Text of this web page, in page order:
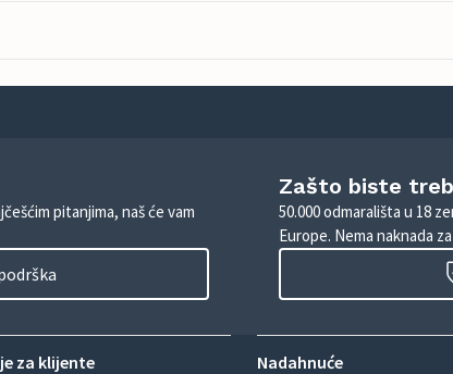
pitanjima, naš će vam
Zašto biste
50.000 odmarališta u 18
Europe. Nema naknada
za klijente Nadahnuće